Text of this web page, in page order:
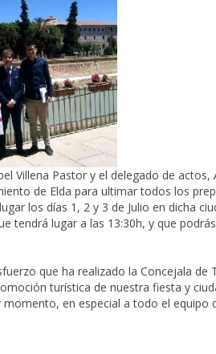
Villena Pastor​ y el delegado de
de Elda​ para ultimar todos los
los días 1, 2 y 3 de Julio en dicha
tendrá lugar a las 13:30h, y que
que ha realizado la Concejala
turística de nuestra fiesta y
en especial a todo el equipo